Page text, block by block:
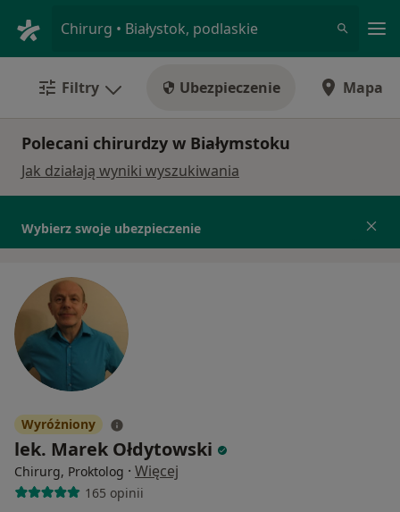
Chirurg • Białystok, podlaskie
Filtry Ubezpieczenie Mapa
Polecani chirurdzy w Białymstoku
Jak działają wyniki wyszukiwania
Wybierz swoje ubezpieczenie
Wyróżniony
lek. Marek Ołdytowski
Chirurg, Proktolog · Więcej
165 opinii